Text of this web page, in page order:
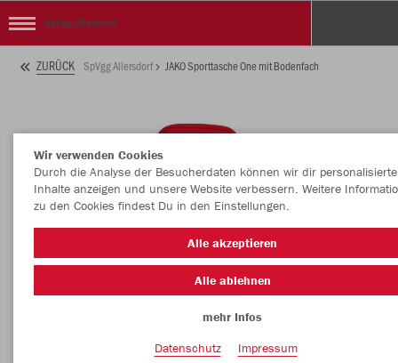
SpVgg Allersdorf
ZURÜCK SpVgg Allersdorf JAKO Sporttasche One mit Bodenfach
Wir verwenden Cookies
Durch die Analyse der Besucherdaten können wir dir personalisierte
Inhalte anzeigen und unsere Website verbessern. Weitere
zu den Cookies findest Du in den Einstellungen.
Alle akzeptieren
Alle ablehnen
mehr Infos
Datenschutz
Impressum